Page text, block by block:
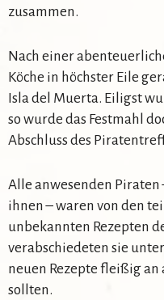
zusammen.
Nach einer
Köche in höchster Eile
Isla del Muerta. Eiligst
so wurde das Festmahl
Abschluss des
Alle anwesenden Piraten
ihnen – waren von den
unbekannten Rezepten
verabschiedeten sie
neuen Rezepte fleißig
sollten.